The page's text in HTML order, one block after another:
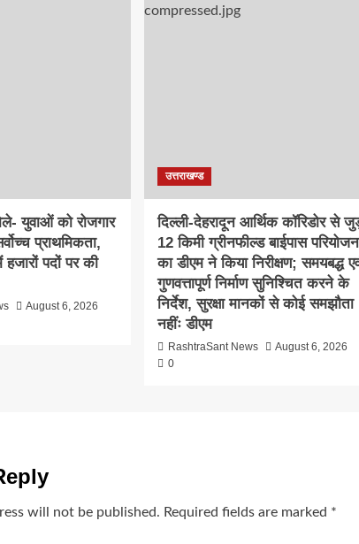
युवाओं को रोजगार
प्राथमिकता,
पदों पर की
August 6, 2026
उत्तराखण्ड
दिल्ली-देहरादून आर्थिक कॉरिडोर से
12 किमी ग्रीनफील्ड बाईपास
का डीएम ने किया निरीक्षण; समयबद्ध
गुणवत्तापूर्ण निर्माण सुनिश्चित करने के
निर्देश, सुरक्षा मानकों से कोई समझौता
नहींः डीएम
RashtraSant News
August 6, 2026
0
will not be published. Required fields are marked *